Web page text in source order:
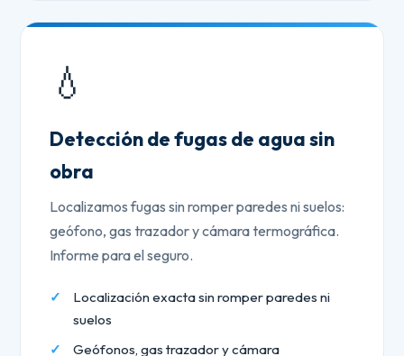
💧
Detección de fugas de agua sin
obra
Localizamos fugas sin romper paredes ni suelos:
geófono, gas trazador y cámara termográfica.
Informe para el seguro.
Localización exacta sin romper paredes ni
suelos
Geófonos, gas trazador y cámara